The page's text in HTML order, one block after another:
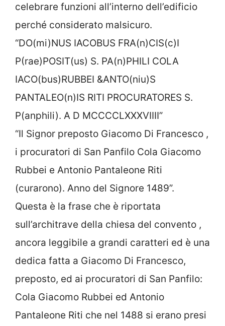
celebrare funzioni all’interno dell’edificio
perché considerato malsicuro.
“DO(mi)NUS IACOBUS FRA(n)CIS(c)I
P(rae)POSIT(us) S. PA(n)PHILI COLA
IACO(bus)RUBBEI &ANTO(niu)S
PANTALEO(n)IS RITI PROCURATORES S.
P(anphili). A D MCCCCLXXXVIIII”
“Il Signor preposto Giacomo Di Francesco ,
i procuratori di San Panfilo Cola Giacomo
Rubbei e Antonio Pantaleone Riti
(curarono). Anno del Signore 1489”.
Questa è la frase che è riportata
sull’architrave della chiesa del convento ,
ancora leggibile a grandi caratteri ed è una
dedica fatta a Giacomo Di Francesco,
preposto, ed ai procuratori di San Panfilo:
Cola Giacomo Rubbei ed Antonio
Pantaleone Riti che nel 1488 si erano presi